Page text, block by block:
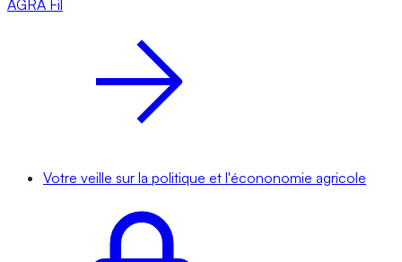
AGRA Fil
Votre veille sur la politique et l'écononomie agricole